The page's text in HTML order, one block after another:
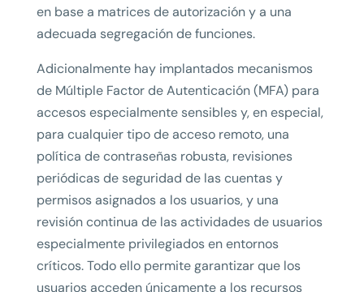
en base a matrices de autorización y a una
adecuada segregación de funciones.
Adicionalmente hay implantados mecanismos
de Múltiple Factor de Autenticación (MFA) para
accesos especialmente sensibles y, en especial,
para cualquier tipo de acceso remoto, una
política de contraseñas robusta, revisiones
periódicas de seguridad de las cuentas y
permisos asignados a los usuarios, y una
revisión continua de las actividades de usuarios
especialmente privilegiados en entornos
críticos. Todo ello permite garantizar que los
usuarios acceden únicamente a los recursos